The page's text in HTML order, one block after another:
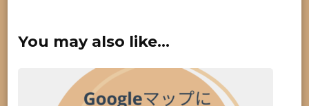
You may also like...